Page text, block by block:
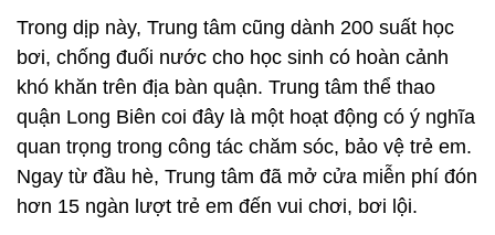
Trong dịp này, Trung tâm cũng dành 200 suất học
bơi, chống đuối nước cho học sinh có hoàn cảnh
khó khăn trên địa bàn quận. Trung tâm thể thao
quận Long Biên coi đây là một hoạt động có ý nghĩa
quan trọng trong công tác chăm sóc, bảo vệ trẻ em.
Ngay từ đầu hè, Trung tâm đã mở cửa miễn phí đón
hơn 15 ngàn lượt trẻ em đến vui chơi, bơi lội.